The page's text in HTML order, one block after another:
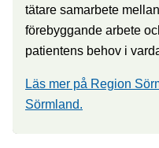
tätare samarbete
förebyggande arbete
patientens behov i
Läs mer på Region
Sörmland.